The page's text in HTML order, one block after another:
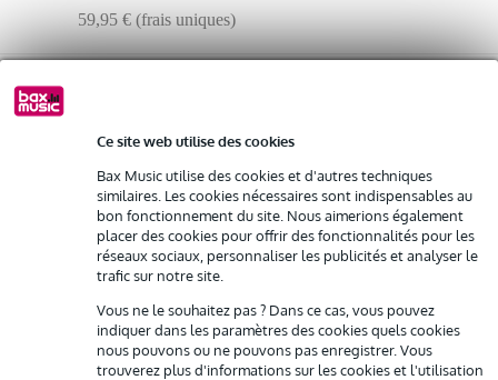
Ce site web utilise des cookies
Bax Music utilise des cookies et d'autres techniques
similaires. Les cookies nécessaires sont indispensables au
bon fonctionnement du site. Nous aimerions également
placer des cookies pour offrir des fonctionnalités pour les
réseaux sociaux, personnaliser les publicités et analyser le
trafic sur notre site.
Vous ne le souhaitez pas ? Dans ce cas, vous pouvez
indiquer dans les paramètres des cookies quels cookies
nous pouvons ou ne pouvons pas enregistrer. Vous
trouverez plus d'informations sur les cookies et l'utilisation
59,95 € (frais uniques)
% Louez ce produit
Louez ce produit à partir de 86 € par mois
Location de plusieurs produits à la fois : min. 300 € et max.
2 500 €
Livraison à domicilegratuite
Résiliation possible du contrat après 4 mois
Possibilité d'acheter votre/vos produit(s) à un tarif réduit
Remplacement rapide par Bax Music en cas de défectuosité
Louez ce produit
Informations
Afficher toutes les caractéristiques du produit
Autres variantes (4)
Autres variantes (1)